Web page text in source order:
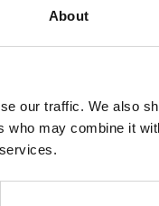
About
our traffic. We also
who may combine it